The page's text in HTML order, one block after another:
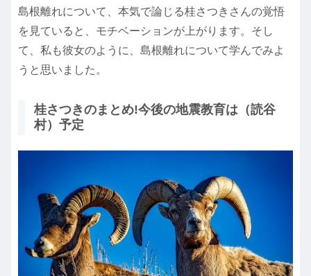
島根離れについて、本気で論じる桂さつきさんの覚悟
を見ていると、モチベーションが上がります。そし
て、私も彼女のように、島根離れについて学んでみよ
うと思いました。
桂さつきのまとめ!今後の地震教育は（読谷
村）予定